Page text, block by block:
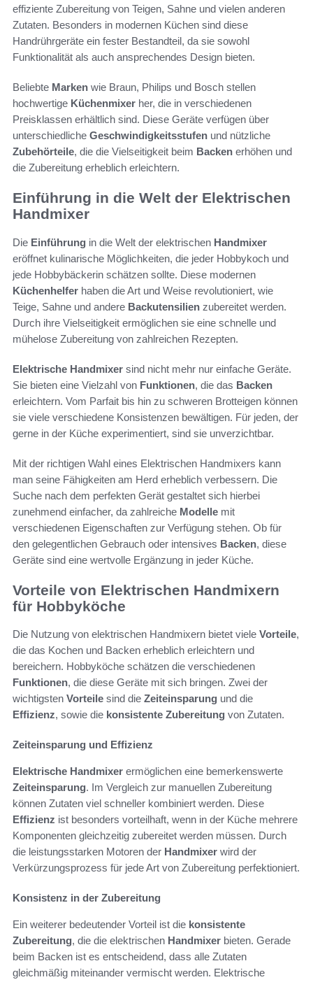
effiziente Zubereitung von Teigen, Sahne und vielen anderen
Zutaten. Besonders in modernen Küchen sind diese
Handrührgeräte ein fester Bestandteil, da sie sowohl
Funktionalität als auch ansprechendes Design bieten.
Beliebte Marken wie Braun, Philips und Bosch stellen
hochwertige Küchenmixer her, die in verschiedenen
Preisklassen erhältlich sind. Diese Geräte verfügen über
unterschiedliche Geschwindigkeitsstufen und nützliche
Zubehörteile, die die Vielseitigkeit beim Backen erhöhen und
die Zubereitung erheblich erleichtern.
Einführung in die Welt der Elektrischen
Handmixer
Die Einführung in die Welt der elektrischen Handmixer
eröffnet kulinarische Möglichkeiten, die jeder Hobbykoch und
jede Hobbybäckerin schätzen sollte. Diese modernen
Küchenhelfer haben die Art und Weise revolutioniert, wie
Teige, Sahne und andere Backutensilien zubereitet werden.
Durch ihre Vielseitigkeit ermöglichen sie eine schnelle und
mühelose Zubereitung von zahlreichen Rezepten.
Elektrische Handmixer sind nicht mehr nur einfache Geräte.
Sie bieten eine Vielzahl von Funktionen, die das Backen
erleichtern. Vom Parfait bis hin zu schweren Brotteigen können
sie viele verschiedene Konsistenzen bewältigen. Für jeden, der
gerne in der Küche experimentiert, sind sie unverzichtbar.
Mit der richtigen Wahl eines Elektrischen Handmixers kann
man seine Fähigkeiten am Herd erheblich verbessern. Die
Suche nach dem perfekten Gerät gestaltet sich hierbei
zunehmend einfacher, da zahlreiche Modelle mit
verschiedenen Eigenschaften zur Verfügung stehen. Ob für
den gelegentlichen Gebrauch oder intensives Backen, diese
Geräte sind eine wertvolle Ergänzung in jeder Küche.
Vorteile von Elektrischen Handmixern
für Hobbyköche
Die Nutzung von elektrischen Handmixern bietet viele Vorteile,
die das Kochen und Backen erheblich erleichtern und
bereichern. Hobbyköche schätzen die verschiedenen
Funktionen, die diese Geräte mit sich bringen. Zwei der
wichtigsten Vorteile sind die Zeiteinsparung und die
Effizienz, sowie die konsistente Zubereitung von Zutaten.
Zeiteinsparung und Effizienz
Elektrische Handmixer ermöglichen eine bemerkenswerte
Zeiteinsparung. Im Vergleich zur manuellen Zubereitung
können Zutaten viel schneller kombiniert werden. Diese
Effizienz ist besonders vorteilhaft, wenn in der Küche mehrere
Komponenten gleichzeitig zubereitet werden müssen. Durch
die leistungsstarken Motoren der Handmixer wird der
Verkürzungsprozess für jede Art von Zubereitung perfektioniert.
Konsistenz in der Zubereitung
Ein weiterer bedeutender Vorteil ist die konsistente
Zubereitung, die die elektrischen Handmixer bieten. Gerade
beim Backen ist es entscheidend, dass alle Zutaten
gleichmäßig miteinander vermischt werden. Elektrische